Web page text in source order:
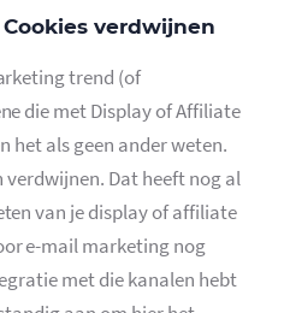
verdwijnen
trend (of
die met Display of Affiliate
het als geen ander weten.
verdwijnen. Dat heeft nog al
van je display of affiliate
e-mail marketing nog
met die kanalen hebt